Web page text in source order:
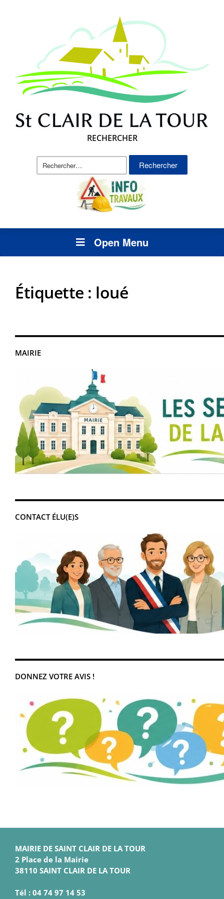
RECHERCHER
Rechercher :
Open Menu
MAIRIE
CONTACT ÉLU(E)S
DONNEZ VOTRE AVIS !
Étiquette : loué
MAIRIE DE SAINT CLAIR DE LA TOUR
2 Place de la Mairie
38110 SAINT CLAIR DE LA TOUR
Tél : 04 74 97 14 53